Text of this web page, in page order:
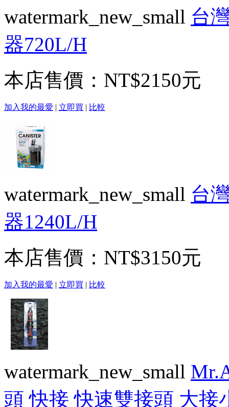
watermark_new_small 台
器720L/H
本店售價： NT$2150元
加入我的最愛 | 立即買 | 比較
watermark_new_small 台
器1240L/H
本店售價： NT$3150元
加入我的最愛 | 立即買 | 比較
watermark_new_small
頭 快接 快速雙接頭 大接